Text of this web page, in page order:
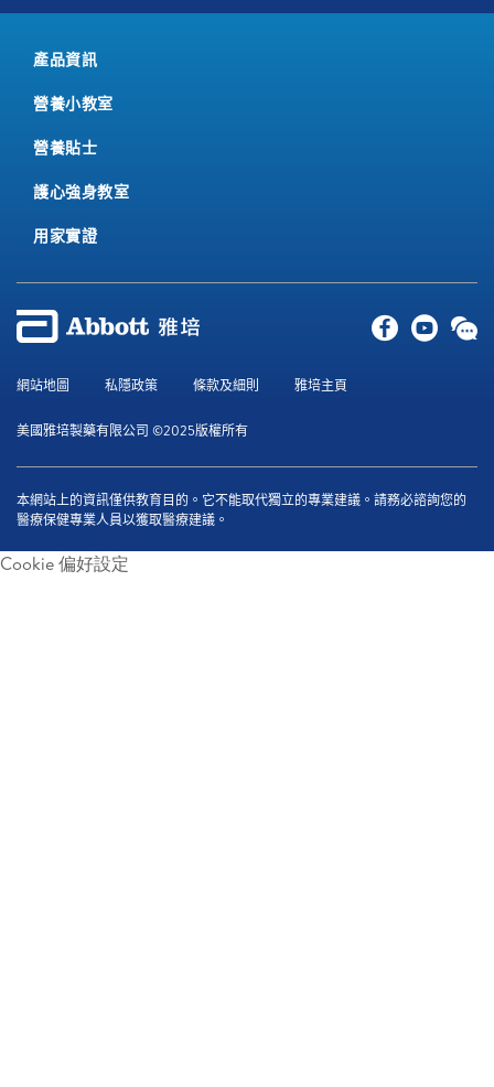
產品資訊
營養小教室
營養貼士
護心強身教室
用家實證
網站地圖 私隱政策 條款及細則 雅培主頁
美國雅培製藥有限公司 ©2025版權所有
本網站上的資訊僅供教育目的。它不能取代獨立的專業建議。請務必諮詢您的
醫療保健專業人員以獲取醫療建議。
Cookie 偏好設定